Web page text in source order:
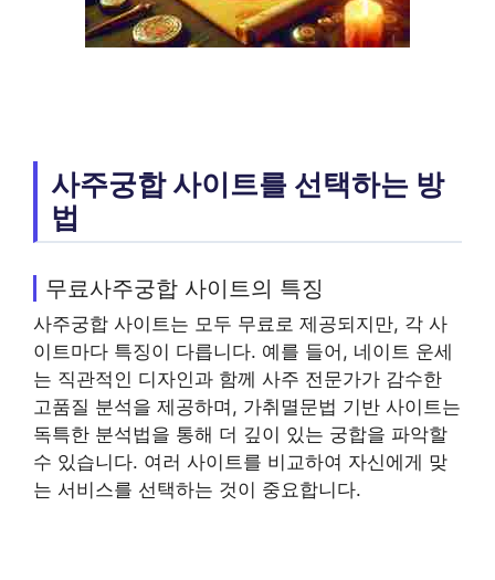
사주궁합 사이트를 선택하는 방
법
무료사주궁합 사이트의 특징
사주궁합 사이트는 모두 무료로 제공되지만, 각 사
이트마다 특징이 다릅니다. 예를 들어, 네이트 운세
는 직관적인 디자인과 함께 사주 전문가가 감수한
고품질 분석을 제공하며, 가취멸문법 기반 사이트는
독특한 분석법을 통해 더 깊이 있는 궁합을 파악할
수 있습니다. 여러 사이트를 비교하여 자신에게 맞
는 서비스를 선택하는 것이 중요합니다.